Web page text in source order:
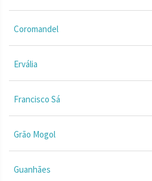
Coromandel
Ervália
Francisco Sá
Grão Mogol
Guanhães